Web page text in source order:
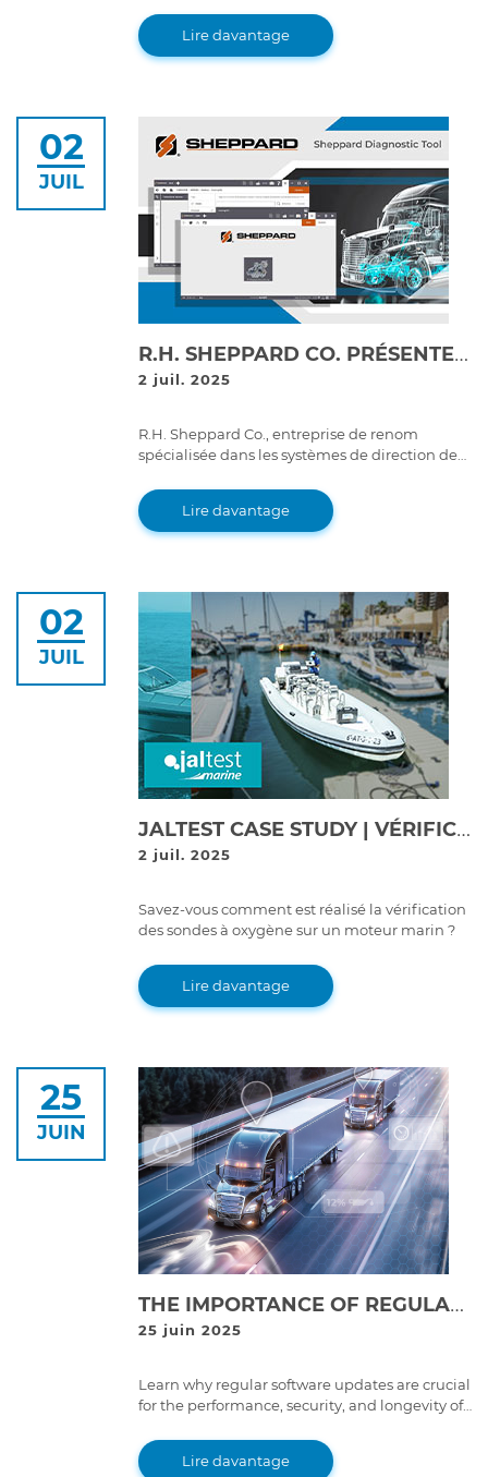
maintenance, efficiency, and long-term costs.
Lire davantage
02
JUIL
R.H. SHEPPARD CO. PRÉSENTE LE PREMIER OUTIL DE DIAGNOSTIC CRÉÉ POUR SES PROPRES SYSTÈMES : SHEPPARD DIAGNOSTIC TOOL (SDT)
2 juil. 2025
R.H. Sheppard Co., entreprise de renom
spécialisée dans les systèmes de direction de
software de diagnostic, développé en
collaboration avec Cojali, l'entreprise
responsable de Jaltest.
Lire davantage
02
JUIL
JALTEST CASE STUDY | VÉRIFICATION DES SONDES À OXYGÈNE SUR LE MOTEUR VOLVO PENTA V6-280
2 juil. 2025
Savez-vous comment est réalisé la vérification
des sondes à oxygène sur un moteur marin ?
Lire davantage
25
JUIN
THE IMPORTANCE OF REGULAR SOFTWARE UPDATES FOR TRUCKS & HEAVY-DUTY MACHINERY: WHY IT MATTERS
25 juin 2025
Learn why regular software updates are crucial
for the performance, security, and longevity of
improve efficiency and prevent costly
breakdowns.Lire davantage